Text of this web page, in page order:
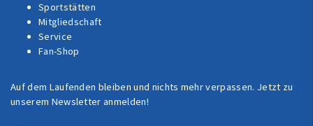
Sportstätten
Mitgliedschaft
Service
Fan-Shop
Auf dem Laufenden bleiben und nichts mehr verpassen. Jetzt zu
unserem Newsletter anmelden!